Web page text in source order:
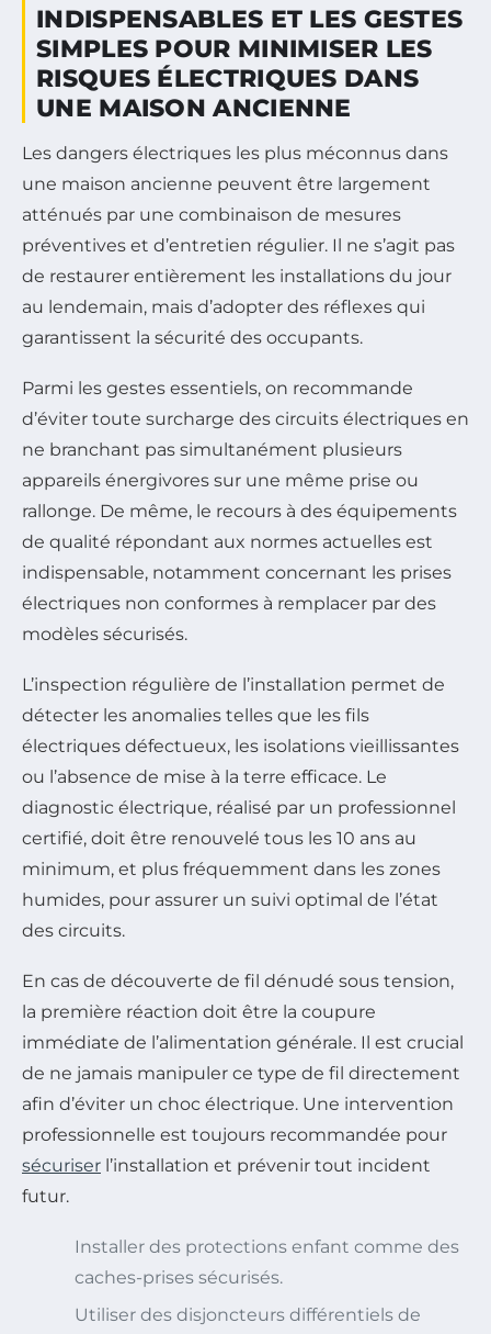
INDISPENSABLES ET LES GESTES
SIMPLES POUR MINIMISER LES
RISQUES ÉLECTRIQUES DANS
UNE MAISON ANCIENNE
Les dangers électriques les plus méconnus dans
une maison ancienne peuvent être largement
atténués par une combinaison de mesures
préventives et d’entretien régulier. Il ne s’agit pas
de restaurer entièrement les installations du jour
au lendemain, mais d’adopter des réflexes qui
garantissent la sécurité des occupants.
Parmi les gestes essentiels, on recommande
d’éviter toute surcharge des circuits électriques en
ne branchant pas simultanément plusieurs
appareils énergivores sur une même prise ou
rallonge. De même, le recours à des équipements
de qualité répondant aux normes actuelles est
indispensable, notamment concernant les prises
électriques non conformes à remplacer par des
modèles sécurisés.
L’inspection régulière de l’installation permet de
détecter les anomalies telles que les fils
électriques défectueux, les isolations vieillissantes
ou l’absence de mise à la terre efficace. Le
diagnostic électrique, réalisé par un professionnel
certifié, doit être renouvelé tous les 10 ans au
minimum, et plus fréquemment dans les zones
humides, pour assurer un suivi optimal de l’état
des circuits.
En cas de découverte de fil dénudé sous tension,
la première réaction doit être la coupure
immédiate de l’alimentation générale. Il est crucial
de ne jamais manipuler ce type de fil directement
afin d’éviter un choc électrique. Une intervention
professionnelle est toujours recommandée pour
sécuriser l’installation et prévenir tout incident
futur.
Installer des protections enfant comme des
caches-prises sécurisés.
Utiliser des disjoncteurs différentiels de